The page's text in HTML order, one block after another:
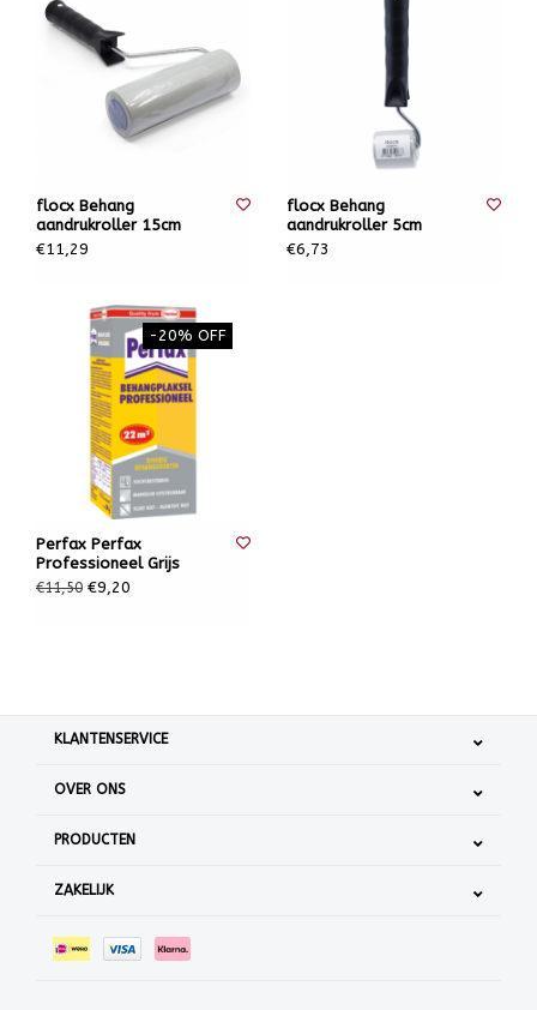
flocx Behang
aandrukroller 15cm
€11,29
flocx Behang
aandrukroller 5cm
€6,73
-20% OFF
Perfax Perfax
Professioneel Grijs
€11,50 €9,20
KLANTENSERVICE
OVER ONS
PRODUCTEN
ZAKELIJK